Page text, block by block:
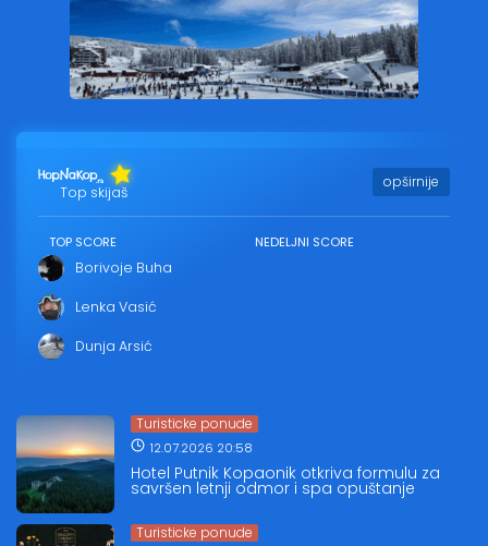
Top skijaš
opširnije
TOP SCORE
Borivoje Buha
Lenka Vasić
Dunja Arsić
NEDELJNI SCORE
Turisticke ponude
12.07.2026 20:58
Hotel Putnik Kopaonik otkriva formulu za
savršen letnji odmor i spa opuštanje
Turisticke ponude